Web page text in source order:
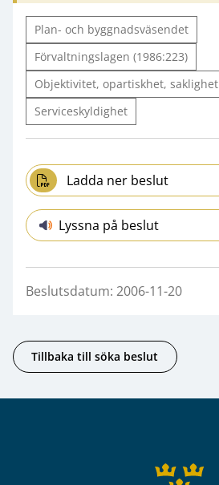
Plan- och byggnadsväsendet
Förvaltningslagen (1986:223)
Objektivitet, opartiskhet, saklighet
Serviceskyldighet
Ladda ner beslut
Lyssna på beslut
Beslutsdatum: 2006-11-20
Tillbaka till söka beslut